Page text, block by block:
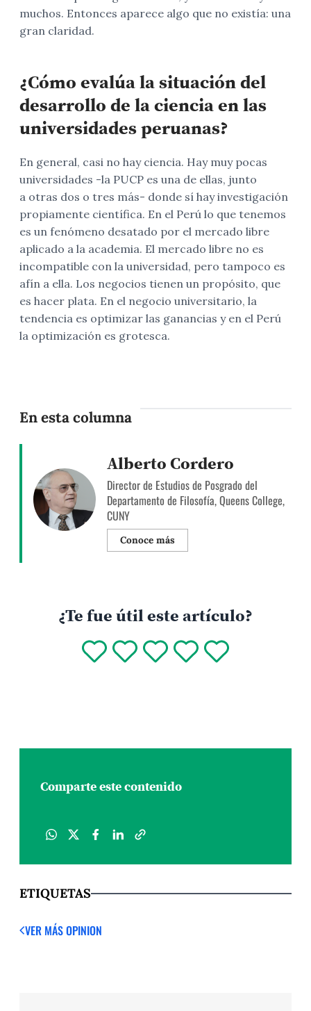
muchos. Entonces aparece algo que no existía: una
gran claridad.
¿Cómo evalúa la situación del
desarrollo de la ciencia en las
universidades peruanas?
En general, casi no hay ciencia. Hay muy pocas
universidades -la PUCP es una de ellas, junto
a otras dos o tres más- donde sí hay investigación
propiamente científica. En el Perú lo que tenemos
es un fenómeno desatado por el mercado libre
aplicado a la academia. El mercado libre no es
incompatible con la universidad, pero tampoco es
afín a ella. Los negocios tienen un propósito, que
es hacer plata. En el negocio universitario, la
tendencia es optimizar las ganancias y en el Perú
la optimización es grotesca.
En esta columna
Alberto Cordero
Director de Estudios de Posgrado del
Departamento de Filosofía, Queens College,
CUNY
Conoce más
¿Te fue útil este artículo?
Comparte este contenido
ETIQUETAS
VER MÁS OPINION